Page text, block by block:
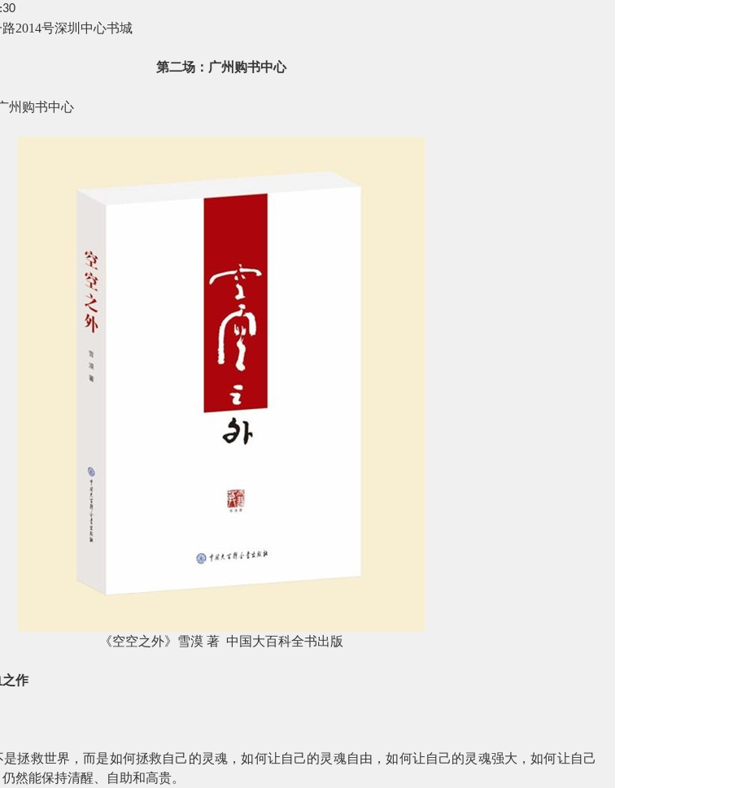
2014号深圳中心书城
第二场：广州购书中心
州购书中心
《空空之外》雪漠 著 中国大百科全书出版
作
拯救世界，而是如何拯救自己的灵魂，如何让自己的灵魂自由，如何让自己的灵魂强大，如何让自己
然能保持清醒、自助和高贵。